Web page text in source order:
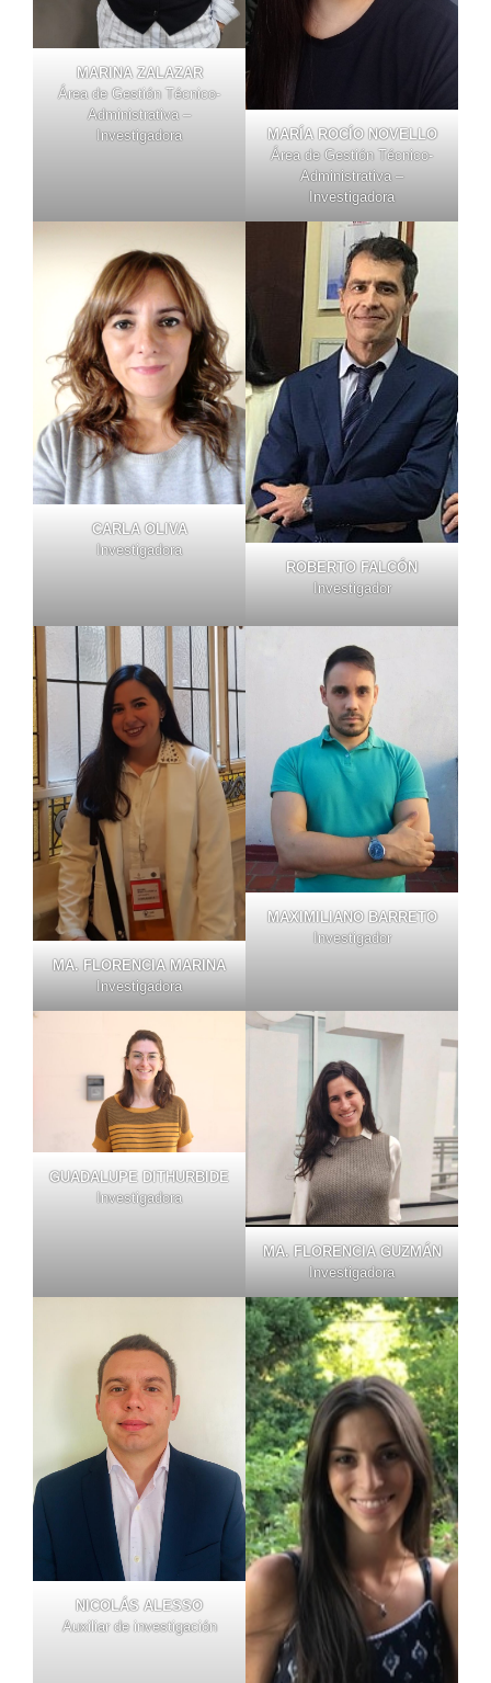
MARINA ZALAZAR
Área de Gestión Técnico-
Administrativa –
Investigadora
MARÍA ROCÍO NOVELLO
Área de Gestión Técnico-
Administrativa –
Investigadora
CARLA OLIVA
Investigadora
ROBERTO FALCÓN
Investigador
MA. FLORENCIA MARINA
Investigadora
MAXIMILIANO BARRETO
Investigador
GUADALUPE DITHURBIDE
Investigadora
MA. FLORENCIA GUZMÁN
Investigadora
NICOLÁS ALESSO
Auxiliar de investigación